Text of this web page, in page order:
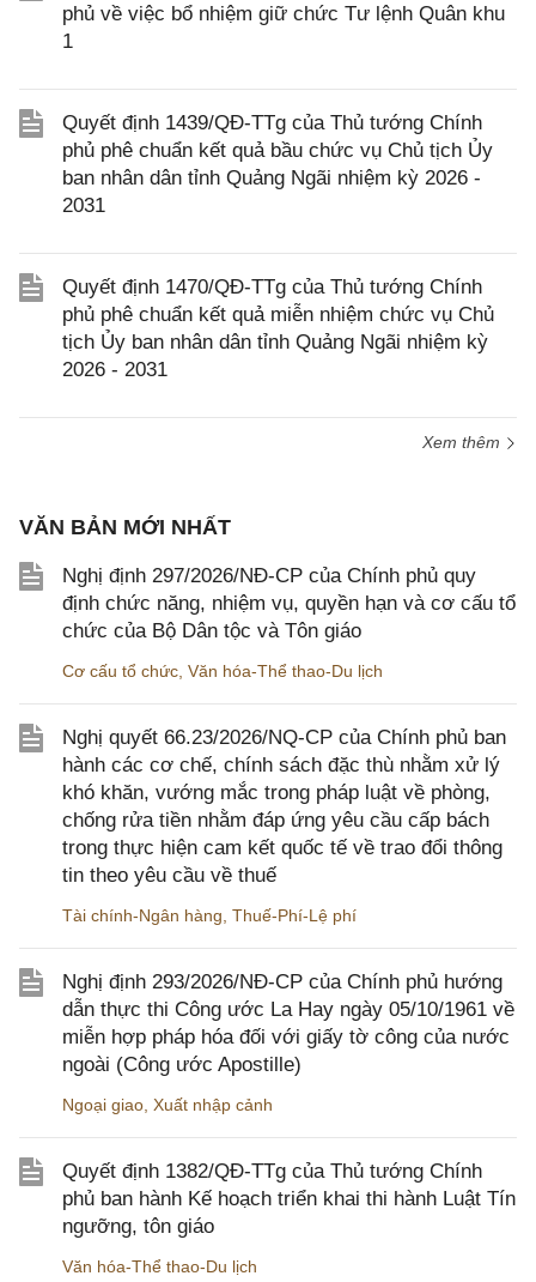
phủ về việc bổ nhiệm giữ chức Tư lệnh Quân khu
1
Quyết định 1439/QĐ-TTg của Thủ tướng Chính
phủ phê chuẩn kết quả bầu chức vụ Chủ tịch Ủy
ban nhân dân tỉnh Quảng Ngãi nhiệm kỳ 2026 -
2031
Quyết định 1470/QĐ-TTg của Thủ tướng Chính
phủ phê chuẩn kết quả miễn nhiệm chức vụ Chủ
tịch Ủy ban nhân dân tỉnh Quảng Ngãi nhiệm kỳ
2026 - 2031
Xem thêm
VĂN BẢN MỚI NHẤT
Nghị định 297/2026/NĐ-CP của Chính phủ quy
định chức năng, nhiệm vụ, quyền hạn và cơ cấu tổ
chức của Bộ Dân tộc và Tôn giáo
Cơ cấu tổ chức Văn hóa-Thể thao-Du lịch
Nghị quyết 66.23/2026/NQ-CP của Chính phủ ban
hành các cơ chế, chính sách đặc thù nhằm xử lý
khó khăn, vướng mắc trong pháp luật về phòng,
chống rửa tiền nhằm đáp ứng yêu cầu cấp bách
trong thực hiện cam kết quốc tế về trao đổi thông
tin theo yêu cầu về thuế
Tài chính-Ngân hàng Thuế-Phí-Lệ phí
Nghị định 293/2026/NĐ-CP của Chính phủ hướng
dẫn thực thi Công ước La Hay ngày 05/10/1961 về
miễn hợp pháp hóa đối với giấy tờ công của nước
ngoài (Công ước Apostille)
Ngoại giao Xuất nhập cảnh
Quyết định 1382/QĐ-TTg của Thủ tướng Chính
phủ ban hành Kế hoạch triển khai thi hành Luật Tín
ngưỡng, tôn giáo
Văn hóa-Thể thao-Du lịch